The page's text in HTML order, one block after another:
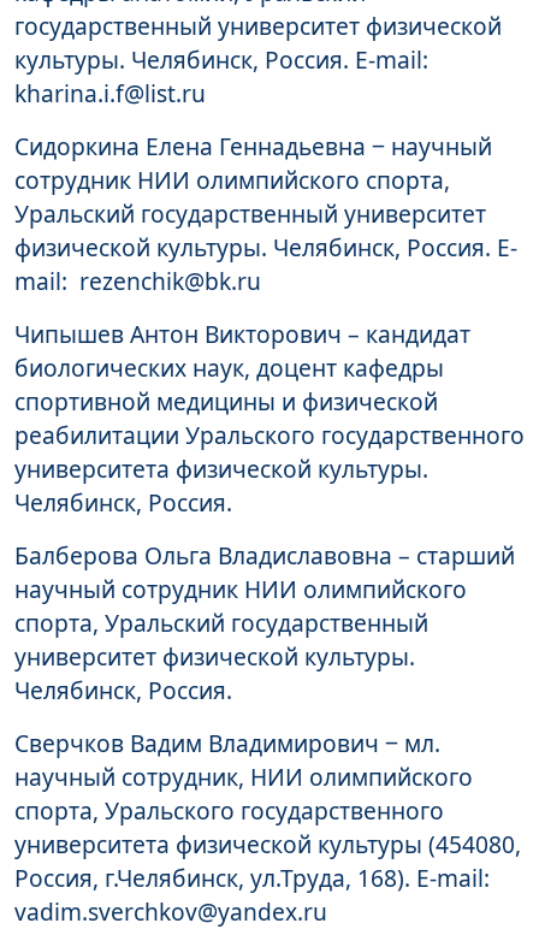
государственный университет физической
культуры. Челябинск, Россия. E-mail:
kharina.i.f@list.ru
Сидоркина Елена Геннадьевна ‒ научный
сотрудник НИИ олимпийского спорта,
Уральский государственный университет
физической культуры. Челябинск, Россия. E-
mail: rezenchik@bk.ru
Чипышев Антон Викторович – кандидат
биологических наук, доцент кафедры
спортивной медицины и физической
реабилитации Уральского государственного
университета физической культуры.
Челябинск, Россия.
Балберова Ольга Владиславовна – старший
научный сотрудник НИИ олимпийского
спорта, Уральский государственный
университет физической культуры.
Челябинск, Россия.
Сверчков Вадим Владимирович ‒ мл.
научный сотрудник, НИИ олимпийского
спорта, Уральского государственного
университета физической культуры (454080,
Россия, г.Челябинск, ул.Труда, 168). E-mail:
vadim.sverchkov@yandex.ru